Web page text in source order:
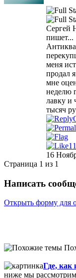
Сергей
пишет...
меня
продал
мне
неделю
лавку и
тысяч
11
16
Страница 1 из 1
Написать
Открыть форму для
Где, как
ниже мы рассмотрим